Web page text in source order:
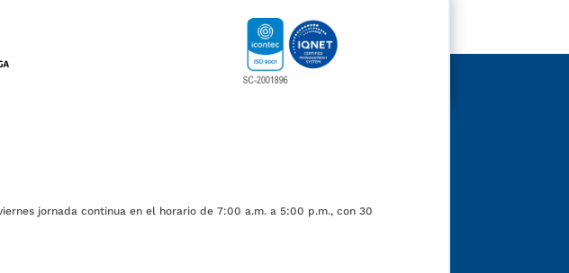
jornada continua en el horario de 7:00 a.m. a 5:00 p.m., con 30